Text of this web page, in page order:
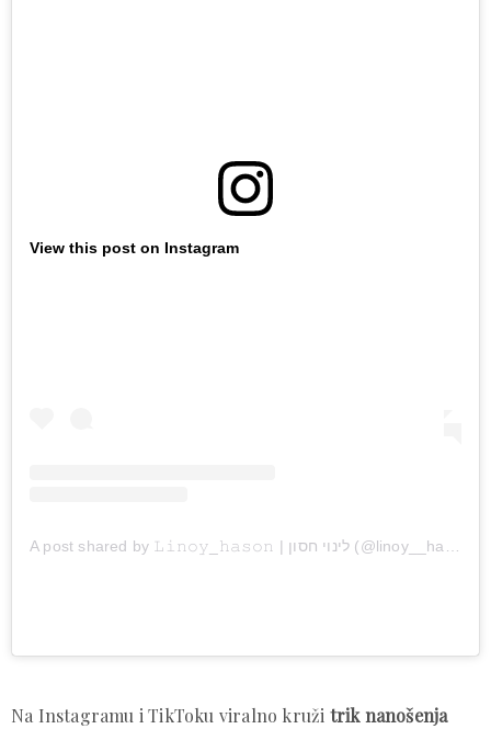
View this post on Instagram
Na Instagramu i TikToku viralno kruži trik nanošenja